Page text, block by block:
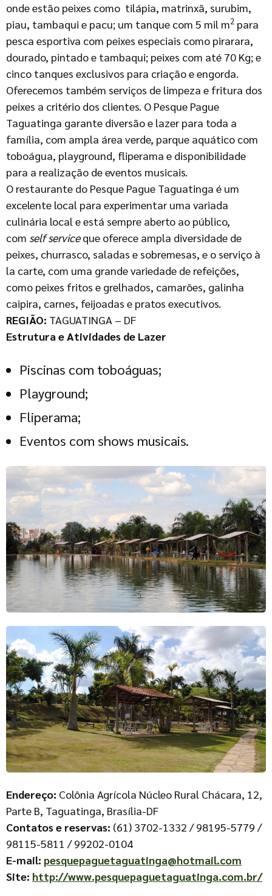
onde estão peixes como tilápia, matrinxã, surubim,
piau, tambaqui e pacu; um tanque com 5 mil m2 para
pesca esportiva com peixes especiais como pirarara,
dourado, pintado e tambaqui; peixes com até 70 Kg; e
cinco tanques exclusivos para criação e engorda.
Oferecemos também serviços de limpeza e fritura dos
peixes a critério dos clientes. O Pesque Pague
Taguatinga garante diversão e lazer para toda a
família, com ampla área verde, parque aquático com
toboágua, playground, fliperama e disponibilidade
para a realização de eventos musicais.
O restaurante do Pesque Pague Taguatinga é um
excelente local para experimentar uma variada
culinária local e está sempre aberto ao público,
com self serviceque oferece ampla diversidade de
peixes, churrasco, saladas e sobremesas, e o serviço à
la carte, com uma grande variedade de refeições,
como peixes fritos e grelhados, camarões, galinha
caipira, carnes, feijoadas e pratos executivos.
REGIÃO: TAGUATINGA – DF
Estrutura e Atividades de Lazer
Piscinas com toboáguas;
Playground;
Fliperama;
Eventos com shows musicais.
Endereço: Colônia Agrícola Núcleo Rural Chácara, 12,
Parte B, Taguatinga, Brasília-DF
Contatos e reservas: (61) 3702-1332 / 98195-5779 /
98115-5811 / 99202-0104
E-mail: pesquepaguetaguatinga@hotmail.com
Site: http://www.pesquepaguetaguatinga.com.br/